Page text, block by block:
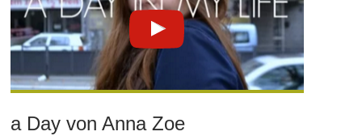
a Day von Anna Zoe